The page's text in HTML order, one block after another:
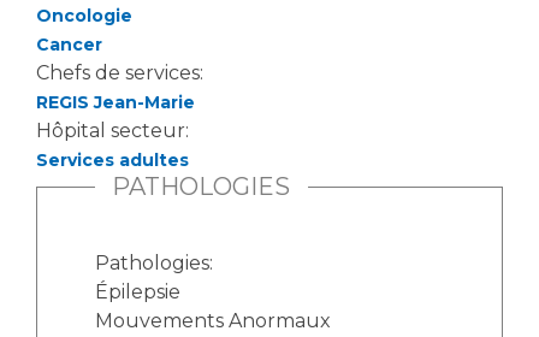
Médecine nucléaire
Maladies rares
Adresser un examen au Laboratoire d'Infectiologie
Centres de référence Maladies Rares
Plateforme d'Expertise Maladies Rares
Presse / Multimédia
Dossiers de presse
Médiathèque
Oncologie
Cancer
Chefs de services:
REGIS Jean-Marie
Hôpital secteur:
Services adultes
PATHOLOGIES
Pathologies:
Épilepsie
Mouvements Anormaux